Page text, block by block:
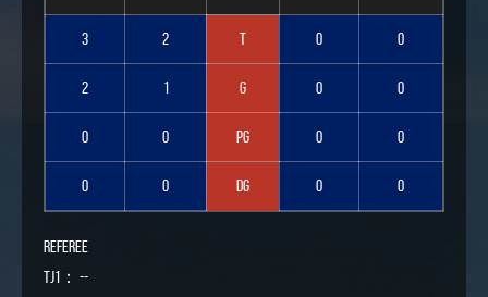
3 2 T 0 0
2 1 G 0 0
0 0 PG 0 0
0 0 DG 0 0
Referee
TJ1： --